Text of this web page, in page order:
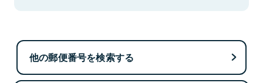
他の郵便番号を検索する